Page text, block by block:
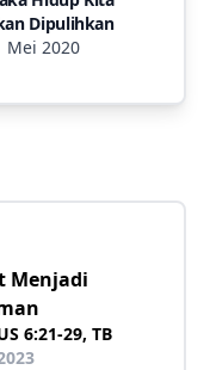
Dipulihkan
Mei 2020
Menjadi
6:21-29, TB